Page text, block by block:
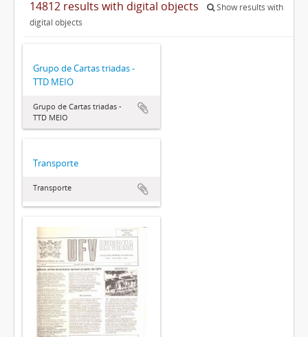
14812 results with digital objects
Show results with
digital objects
Grupo de Cartas triadas -
TTD MEIO
Grupo de Cartas triadas -
TTD MEIO
Transporte
Transporte